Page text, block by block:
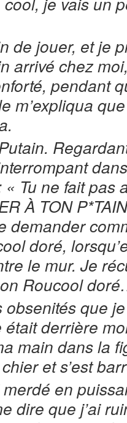
de jouer, et je
arrivé chez
pendant
m’expliqua
Tu ne fait pas
À TON
demander
doré,
le mur. Je
Roucool
obsenités que
derrière
main dans la
et s’est
merdé en
dire que j’ai